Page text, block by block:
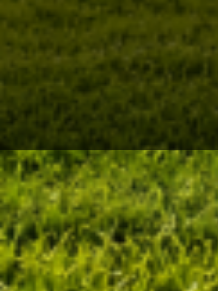
Bezoekers:
WINNAAR
CALCULATOR OUD
GAZON VERVANGEN
Bereken direct uw prijs inclusief25% winnaar